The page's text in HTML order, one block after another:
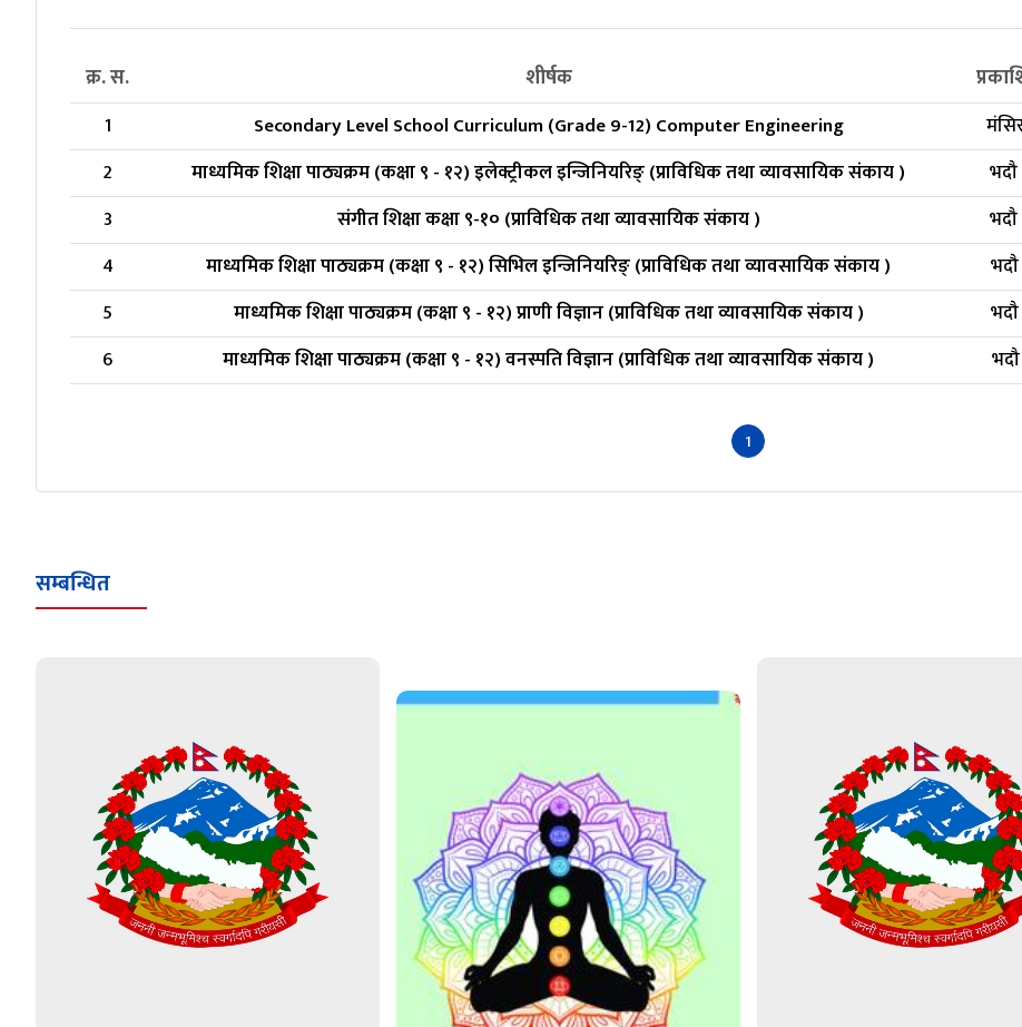
क्र. स. शीर्षक
1 Secondary Level School Curriculum (Grade 9-12) Computer Engineering
2
माध्यमिक शिक्षा पाठ्यक्रम (कक्षा ९ - १२) इलेक्ट्रीकल इन्जिनियरिङ् (प्राविधिक तथा व्यावसायिक संकाय )
3
संगीत शिक्षा कक्षा ९-१० (प्राविधिक तथा व्यावसायिक संकाय )
4
माध्यमिक शिक्षा पाठ्यक्रम (कक्षा ९ - १२) सिभिल इन्जिनियरिङ् (प्राविधिक तथा व्यावसायिक संकाय )
5
माध्यमिक शिक्षा पाठ्यक्रम (कक्षा ९ - १२) प्राणी विज्ञान (प्राविधिक तथा व्यावसायिक संकाय )
6
माध्यमिक शिक्षा पाठ्यक्रम (कक्षा ९ - १२) वनस्पति विज्ञान (प्राविधिक तथा व्यावसायिक संकाय )
1
सम्बन्धित